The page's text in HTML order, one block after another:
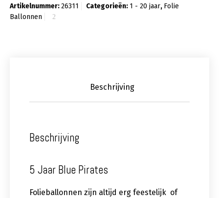
Artikelnummer:26311 Categorieën: 1 - 20 jaar, Folie
Ballonnen
Beschrijving
Beschrijving
5 Jaar Blue Pirates
Folieballonnen zijn altijd erg feestelijk of